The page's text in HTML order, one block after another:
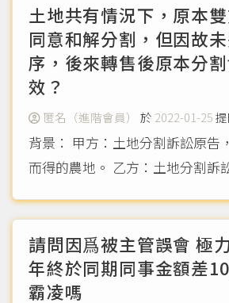
導致我每次都被他和家母吵架提
躁，就會一直不由自主的...（
土地共有情況下，原本
同意和解分割，但因故
序，後來轉售後原本分
效？
匿名（進階會員） 於 2022-01-25
背景： 甲方：土地分割訴訟原告
而得的農地。 乙方：土地分割訴
權。 過程： 1. 甲方提出分割共
張分割農地1／2持份，自行畫出
要...（more...）
請問因爲被主管誤會 極
年終於同期同事金額差
霸凌嗎